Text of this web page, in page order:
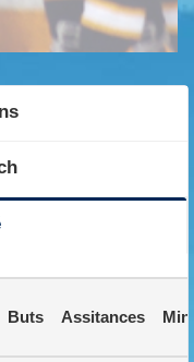
Buts Assitances